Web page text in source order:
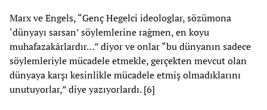
Marx ve Engels, “Genç Hegelci ideologlar, sözümona
‘dünyayı sarsan’ söylemlerine rağmen, en koyu
muhafazakârlardır…” diyor ve onlar “bu dünyanın sadece
söylemleriyle mücadele etmekle, gerçekten mevcut olan
dünyaya karşı kesinlikle mücadele etmiş olmadıklarını
unutuyorlar,” diye yazıyorlardı. [6]